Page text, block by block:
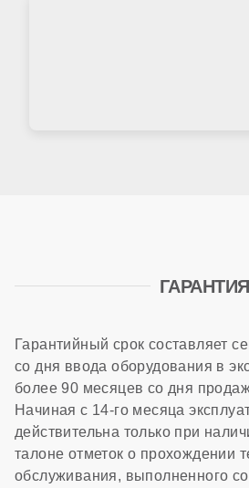
ГАРАНТИЯ
Гарантийный срок составляет
со дня ввода оборудования в
более 90 месяцев со дня
Начиная с 14-го месяца
действительна только при
талоне отметок о прохождении
обслуживания, выполненного